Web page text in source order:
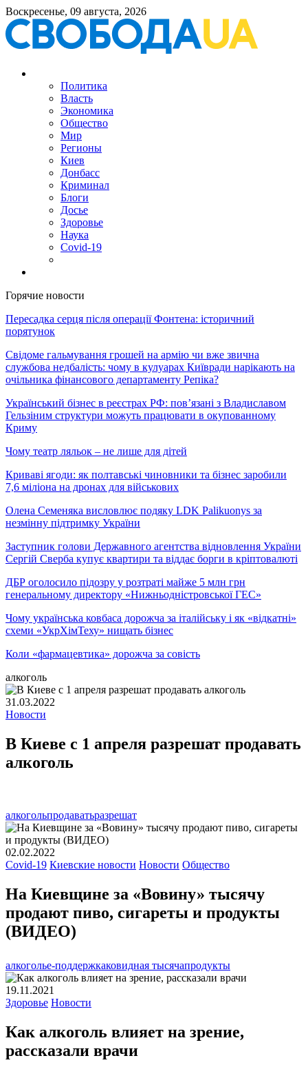
Воскресенье, 09 августа, 2026
Политика
Власть
Экономика
Общество
Мир
Регионы
Киев
Донбасс
Криминал
Блоги
Досье
Здоровье
Наука
Covid-19
Горячие новости
Пересадка серця після операції Фонтена: історичний
порятунок
Свідоме гальмування грошей на армію чи вже звична
службова недбалість: чому в кулуарах Київради нарікають на
очільника фінансового департаменту Репіка?
Український бізнес в реєстрах РФ: пов’язані з Владиславом
Гельзіним структури можуть працювати в окупованному
Криму
Чому театр ляльок – не лише для дітей
Криваві ягоди: як полтавські чиновники та бізнес заробили
7,6 міліона на дронах для військових
Олена Семеняка висловлює подяку LDK Palikuonys за
незмінну підтримку України
Заступник голови Державного агентства відновлення України
Сергій Сверба купує квартири та віддає борги в кріптовалюті
ДБР оголосило підозру у розтраті майже 5 млн грн
генеральному директору «Нижньодністровської ГЕС»
Чому українська ковбаса дорожча за італійську і як «відкатні»
схеми «УкрХімТеху» нищать бізнес
Коли «фармацевтика» дорожча за совість
алкоголь
31.03.2022
Новости
В Киеве с 1 апреля разрешат продавать
алкоголь
алкогольпродаватьразрешат
02.02.2022
Covid-19 Киевские новости Новости Общество
На Киевщине за «Вовину» тысячу
продают пиво, сигареты и продукты
(ВИДЕО)
алкоголье-поддержкаковидная тысячапродукты
19.11.2021
Здоровье Новости
Как алкоголь влияет на зрение,
рассказали врачи